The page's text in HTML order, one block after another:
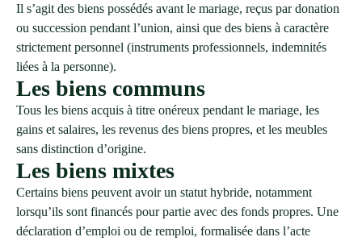
Il s’agit des biens possédés avant le mariage, reçus par donation
ou succession pendant l’union, ainsi que des biens à caractère
strictement personnel (instruments professionnels, indemnités
liées à la personne).
Les biens communs
Tous les biens acquis à titre onéreux pendant le mariage, les
gains et salaires, les revenus des biens propres, et les meubles
sans distinction d’origine.
Les biens mixtes
Certains biens peuvent avoir un statut hybride, notamment
lorsqu’ils sont financés pour partie avec des fonds propres. Une
déclaration d’emploi ou de remploi, formalisée dans l’acte